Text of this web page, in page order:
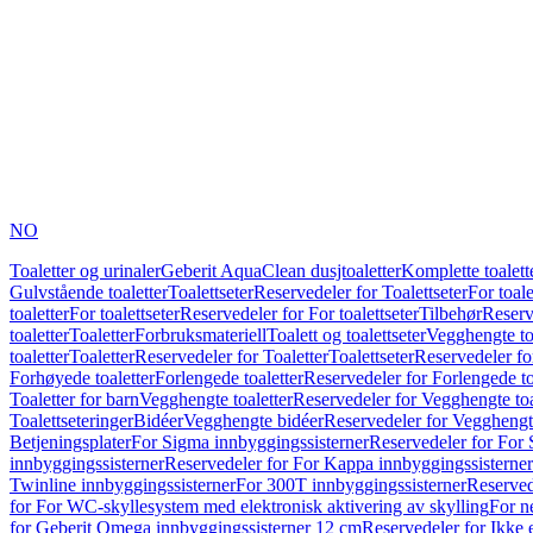
NO
Toaletter og urinalerGeberit AquaClean dusjtoaletterKomplette
Gulvstående toaletterToalettseterReservedeler for ToalettseterFor
toaletterFor toalettseterReservedeler for For toalettseterTilbehør
toaletterToaletterForbruksmateriellToalett og toalettseterVegghengte
toaletterToaletterReservedeler for ToaletterToalettseterReservedeler
Forhøyede toaletterForlengede toaletterReservedeler for Forlengede
Toaletter for barnVegghengte toaletterReservedeler for Vegghengte
ToalettseteringerBidéerVegghengte bidéerReservedeler for
BetjeningsplaterFor Sigma innbyggingssisternerReservedeler for For
innbyggingssisternerReservedeler for For Kappa innbyggingssisterner
Twinline innbyggingssisternerFor 300T innbyggingssisterner
for For WC-skyllesystem med elektronisk aktivering av skyllingFor
for Geberit Omega innbyggingssisterner 12 cmReservedeler for Ikke